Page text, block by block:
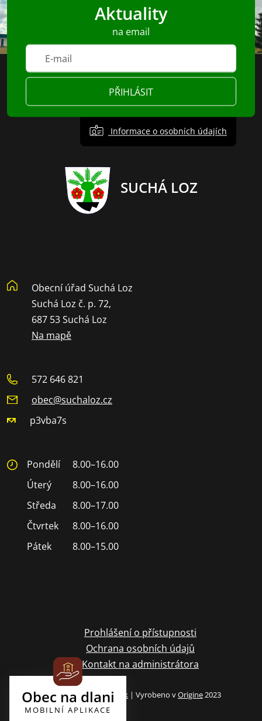
Aktuality
na email
PŘIHLÁSIT
Informace o osobních údajích
SUCHÁ LOZ
Obecní úřad Suchá Loz
Suchá Loz č. p. 72,
687 53 Suchá Loz
Na mapě
572 646 821
obec@suchaloz.cz
p3vba7s
Pondělí
8.00–16.00
Úterý
8.00–16.00
Středa
8.00–17.00
Čtvrtek
8.00–16.00
Pátek
8.00–15.00
Prohlášení o přístupnosti
Ochrana osobních údajů
Kontakt na administrátora
Archiv webových stránek | Vyrobeno vOrigine 2023
Obec na dlani
MOBILNÍ APLIKACE